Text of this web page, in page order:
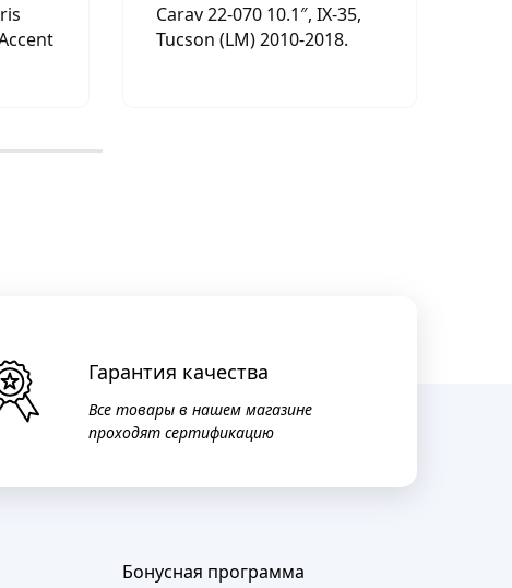
Carav 22-070 10.1″, IX-35,
Tucson (LM) 2010-2018.
Гарантия качества
Все товары в нашем магазине
проходят сертификацию
Бонусная программа